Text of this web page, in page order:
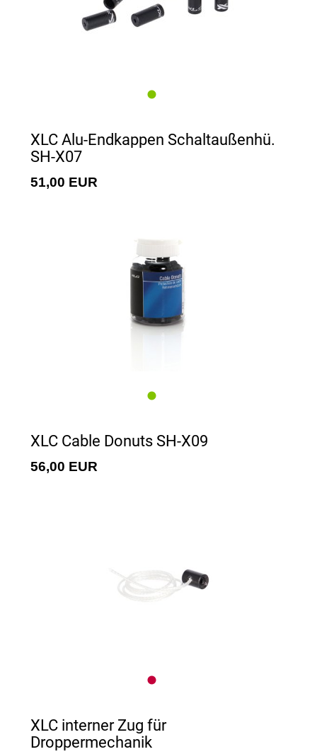
XLC Alu-Endkappen Schaltaußenhü.
SH-X07
51,00 EUR
XLC Cable Donuts SH-X09
56,00 EUR
XLC interner Zug für
Droppermechanik